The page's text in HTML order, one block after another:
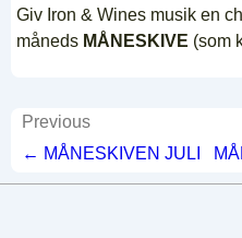
Giv Iron & Wines musik en
måneds MÅNESKIVE (som
Previous
← MÅNESKIVEN JULI